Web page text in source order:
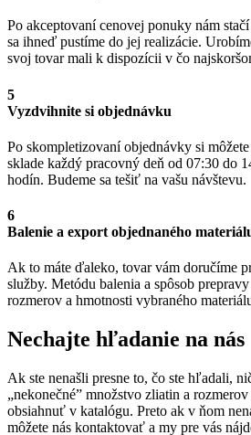
Po akceptovaní cenovej ponuky nám
sa ihneď pustíme do jej realizácie.
svoj tovar mali k dispozícii v čo
5
Vyzdvihnite si objednávku
Po skompletizovaní objednávky si
sklade každý pracovný deň od 07:30 do
hodín. Budeme sa tešiť na vašu návštevu.
6
Balenie a export objednaného
Ak to máte ďaleko, tovar vám doručíme
služby. Metódu balenia a spôsob
rozmerov a hmotnosti vybraného
Nechajte hľadanie na nás
Ak ste nenašli presne to, čo ste hľadali,
„nekonečné” množstvo zliatin a
obsiahnuť v katalógu. Preto ak v ňom
môžete nás kontaktovať a my pre vás